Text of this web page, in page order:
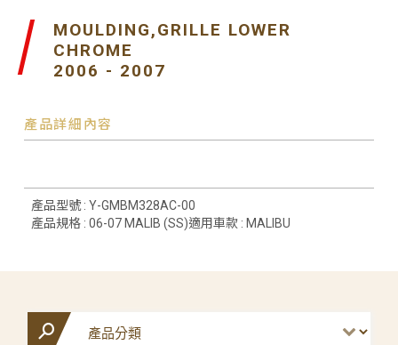
MOULDING,GRILLE LOWER
CHROME
2006 - 2007
產品詳細內容
產品型號 : Y-GMBM328AC-00
產品規格 : 06-07 MALIB (SS)適用車款 : MALIBU